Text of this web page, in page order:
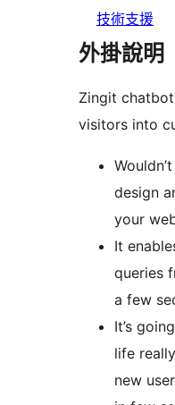
技術支援
外掛說明
Zingit
visitors into
design
your
It
queries
a few
It’s
life
new